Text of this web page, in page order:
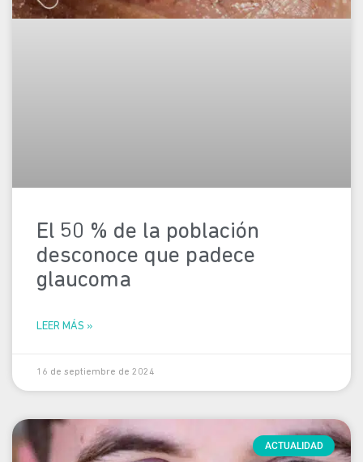
El 50 % de la población
desconoce que padece
glaucoma
LEER MÁS »
16 de septiembre de 2024
ACTUALIDAD